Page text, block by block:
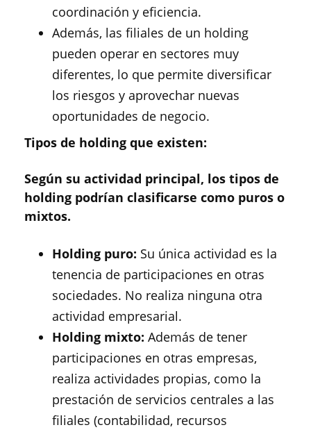
coordinación y eficiencia.
Además, las filiales de un holding
pueden operar en sectores muy
diferentes, lo que permite diversificar
los riesgos y aprovechar nuevas
oportunidades de negocio.
Tipos de holding que existen:
Según su actividad principal, los tipos de
holding podrían clasificarse como puros o
mixtos.
Holding puro: Su única actividad es la
tenencia de participaciones en otras
sociedades. No realiza ninguna otra
actividad empresarial.
Holding mixto: Además de tener
participaciones en otras empresas,
realiza actividades propias, como la
prestación de servicios centrales a las
filiales (contabilidad, recursos